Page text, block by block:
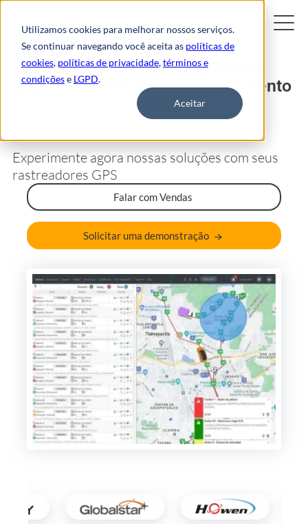
Utilizamos cookies para melhorar nossos serviços.
Se continuar navegando você aceita as políticas de
cookies, políticas de privacidade,términos e
condiçõese LGPD.
Aceitar
Plataforma de marca branca
para fornecedores de rastreamento
GPS
Experimente agora nossas soluções com seus
rastreadores GPS
Falar com Vendas
Solicitar uma demonstração